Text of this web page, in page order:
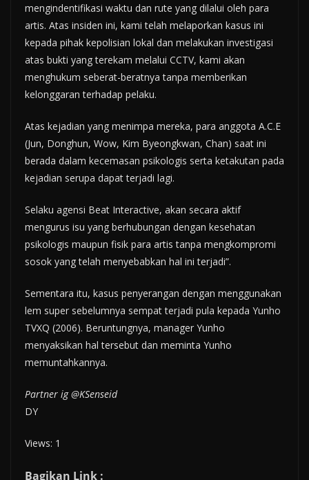
mengindentifikasi waktu dan rute yang dilalui oleh para
artis. Atas insiden ini, kami telah melaporkan kasus ini
kepada pihak kepolisian lokal dan melakukan investigasi
atas bukti yang terekam melalui CCTV, kami akan
menghukum seberat-beratnya tanpa memberikan
kelonggaran terhadap pelaku.
Atas kejadian yang menimpa mereka, para anggota A.C.E
(Jun, Donghun, Wow, Kim Byeongkwan, Chan) saat ini
berada dalam kecemasan psikologis serta ketakutan pada
kejadian serupa dapat terjadi lagi.
Selaku agensi Beat Interactive, akan secara aktif
mengurus isu yang berhubungan dengan kesehatan
psikologis maupun fisik para artis tanpa mengkompromi
sosok yang telah menyebabkan hal ini terjadi”.
Sementara itu, kasus penyerangan dengan menggunakan
lem super sebelumnya sempat terjadi pula kepada Yunho
TVXQ (2006). Beruntungnya, manager Yunho
menyaksikan hal tersebut dan meminta Yunho
memuntahkannya.
Partner ig @KSenseid
DY
Views: 1
Bagikan Link :